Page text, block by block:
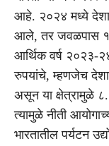
आहे. २०२४ मध्ये
आले, तर जवळपास १
आर्थिक वर्ष २०२३-
रुपयांचे, म्हणजेच
असून या क्षेत्रामुळे
त्यामुळे नीती
भारतातील पर्यटन